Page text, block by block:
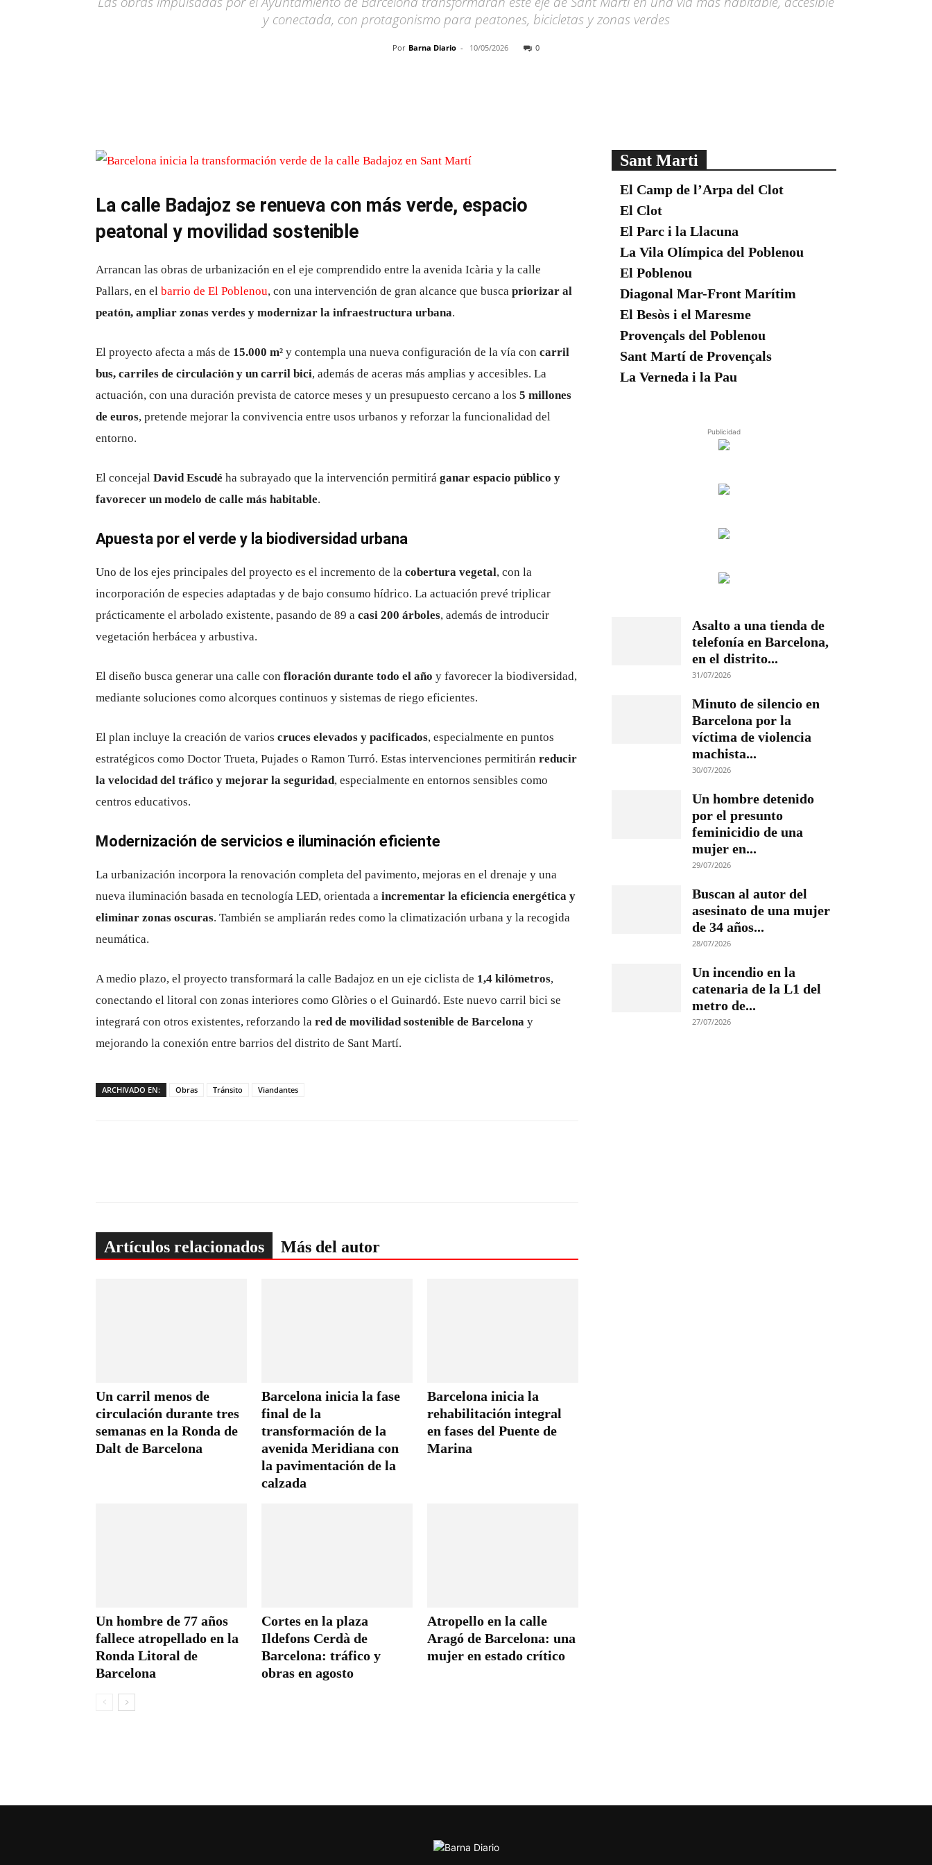
y conectada, con protagonismo para peatones, bicicletas y zonas verdes
Por Barna Diario - 10/05/2026 0
La calle Badajoz se renueva con más verde, espacio
peatonal y movilidad sostenible
Arrancan las obras de urbanización en el eje comprendido entre la avenida Icària y la calle
Pallars, en el barrio de El Poblenou, con una intervención de gran alcance que busca priorizar al
peatón, ampliar zonas verdes y modernizar la infraestructura urbana.
El proyecto afecta a más de 15.000 m² y contempla una nueva configuración de la vía con carril
bus, carriles de circulación y un carril bici, además de aceras más amplias y accesibles. La
actuación, con una duración prevista de catorce meses y un presupuesto cercano a los 5 millones
de euros, pretende mejorar la convivencia entre usos urbanos y reforzar la funcionalidad del
entorno.
El concejal David Escudé ha subrayado que la intervención permitirá ganar espacio público y
favorecer un modelo de calle más habitable.
Apuesta por el verde y la biodiversidad urbana
Uno de los ejes principales del proyecto es el incremento de la cobertura vegetal, con la
incorporación de especies adaptadas y de bajo consumo hídrico. La actuación prevé triplicar
prácticamente el arbolado existente, pasando de 89 a casi 200 árboles, además de introducir
vegetación herbácea y arbustiva.
El diseño busca generar una calle con floración durante todo el año y favorecer la biodiversidad,
mediante soluciones como alcorques continuos y sistemas de riego eficientes.
El plan incluye la creación de varios cruces elevados y pacificados, especialmente en puntos
estratégicos como Doctor Trueta, Pujades o Ramon Turró. Estas intervenciones permitirán reducir
la velocidad del tráfico y mejorar la seguridad, especialmente en entornos sensibles como
centros educativos.
Modernización de servicios e iluminación eficiente
La urbanización incorpora la renovación completa del pavimento, mejoras en el drenaje y una
nueva iluminación basada en tecnología LED, orientada a incrementar la eficiencia energética y
eliminar zonas oscuras. También se ampliarán redes como la climatización urbana y la recogida
neumática.
A medio plazo, el proyecto transformará la calle Badajoz en un eje ciclista de 1,4 kilómetros,
conectando el litoral con zonas interiores como Glòries o el Guinardó. Este nuevo carril bici se
integrará con otros existentes, reforzando la red de movilidad sostenible de Barcelona y
mejorando la conexión entre barrios del distrito de Sant Martí.
ARCHIVADO EN: Obras Tránsito Viandantes
Artículos relacionados Más del autor
Un carril menos de
circulación durante tres
semanas en la Ronda de
Dalt de Barcelona
Barcelona inicia la fase
final de la
transformación de la
avenida Meridiana con
la pavimentación de la
calzada
Barcelona inicia la
rehabilitación integral
en fases del Puente de
Marina
Un hombre de 77 años
fallece atropellado en la
Ronda Litoral de
Barcelona
Cortes en la plaza
Ildefons Cerdà de
Barcelona: tráfico y
obras en agosto
Atropello en la calle
Aragó de Barcelona: una
mujer en estado crítico
Sant Marti
El Camp de l’Arpa del Clot
El Clot
El Parc i la Llacuna
La Vila Olímpica del Poblenou
El Poblenou
Diagonal Mar-Front Marítim
El Besòs i el Maresme
Provençals del Poblenou
Sant Martí de Provençals
La Verneda i la Pau
Publicidad
Asalto a una tienda de
telefonía en Barcelona,
en el distrito...
31/07/2026
Minuto de silencio en
Barcelona por la
víctima de violencia
machista...
30/07/2026
Un hombre detenido
por el presunto
feminicidio de una
mujer en...
29/07/2026
Buscan al autor del
asesinato de una mujer
de 34 años...
28/07/2026
Un incendio en la
catenaria de la L1 del
metro de...
27/07/2026